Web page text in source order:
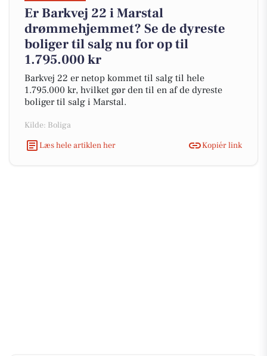
Er Barkvej 22 i Marstal
drømmehjemmet? Se de dyreste
boliger til salg nu for op til
1.795.000 kr
Barkvej 22 er netop kommet til salg til hele
1.795.000 kr, hvilket gør den til en af de dyreste
boliger til salg i Marstal.
Kilde: Boliga
Læs hele artiklen her
Kopiér link